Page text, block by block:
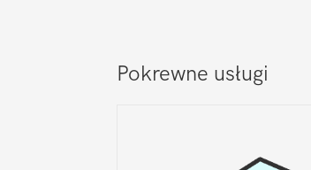
Pokrewne usługi